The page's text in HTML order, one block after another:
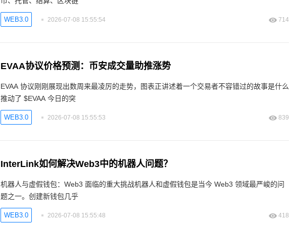
WEB3.0 2026-07-08 15:55:54 714
EVAA协议价格预测：币安成交量助推涨势
EVAA 协议刚刚展现出数周来最凌厉的走势，图表正讲述着一个交易者不容错过的故事是什么
推动了 $EVAA 今日的突
WEB3.0 2026-07-08 15:55:53 839
InterLink如何解决Web3中的机器人问题？
机器人与虚假钱包：Web3 面临的重大挑战机器人和虚假钱包是当今 Web3 领域最严峻的问
题之一。创建新钱包几乎
WEB3.0 2026-07-08 15:55:48 418